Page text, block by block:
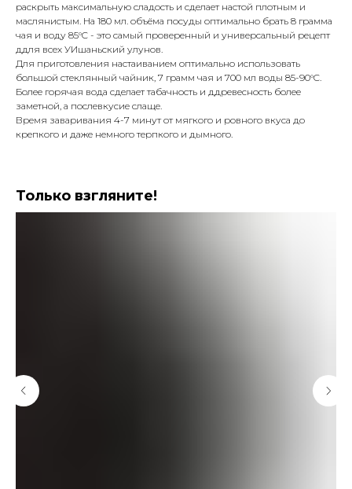
раскрыть максимальную сладость и сделает настой плотным и
маслянистым. На 180 мл. объёма посуды оптимально брать 8 грамма
чая и воду 85°C - это самый проверенный и универсальный рецепт
ддля всех УИшаньский улунов.
Для приготовления настаиванием оптимально использовать
большой стеклянный чайник, 7 грамм чая и 700 мл воды 85-90°C.
Более горячая вода сделает табачность и ддревесность более
заметной, а послевкусие слаще.
Время заваривания 4-7 минут от мягкого и ровного вкуса до
крепкого и даже немного терпкого и дымного.
Только взгляните!